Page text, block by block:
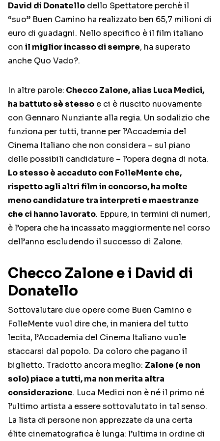
David di Donatello dello Spettatore perchè il
“suo” Buen Camino ha realizzato ben 65,7 milioni di
euro di guadagni. Nello specifico è il film italiano
con il miglior incasso di sempre, ha superato
anche Quo Vado?.
In altre parole: Checco Zalone, alias Luca Medici,
ha battuto sè stesso e ci è riuscito nuovamente
con Gennaro Nunziante alla regia. Un sodalizio che
funziona per tutti, tranne per l’Accademia del
Cinema Italiano che non considera – sul piano
delle possibili candidature – l’opera degna di nota.
Lo stesso è accaduto con FolleMente che,
rispetto agli altri film in concorso, ha molte
meno candidature tra interpreti e maestranze
che ci hanno lavorato. Eppure, in termini di numeri,
è l’opera che ha incassato maggiormente nel corso
dell’anno escludendo il successo di Zalone.
Checco Zalone e i David di
Donatello
Sottovalutare due opere come Buen Camino e
FolleMente vuol dire che, in maniera del tutto
lecita, l’Accademia del Cinema Italiano vuole
staccarsi dal popolo. Da coloro che pagano il
biglietto. Tradotto ancora meglio: Zalone (e non
solo) piace a tutti, ma non merita altra
considerazione. Luca Medici non è né il primo né
l’ultimo artista a essere sottovalutato in tal senso.
La lista di persone non apprezzate da una certa
élite cinematografica è lunga: l’ultima in ordine di